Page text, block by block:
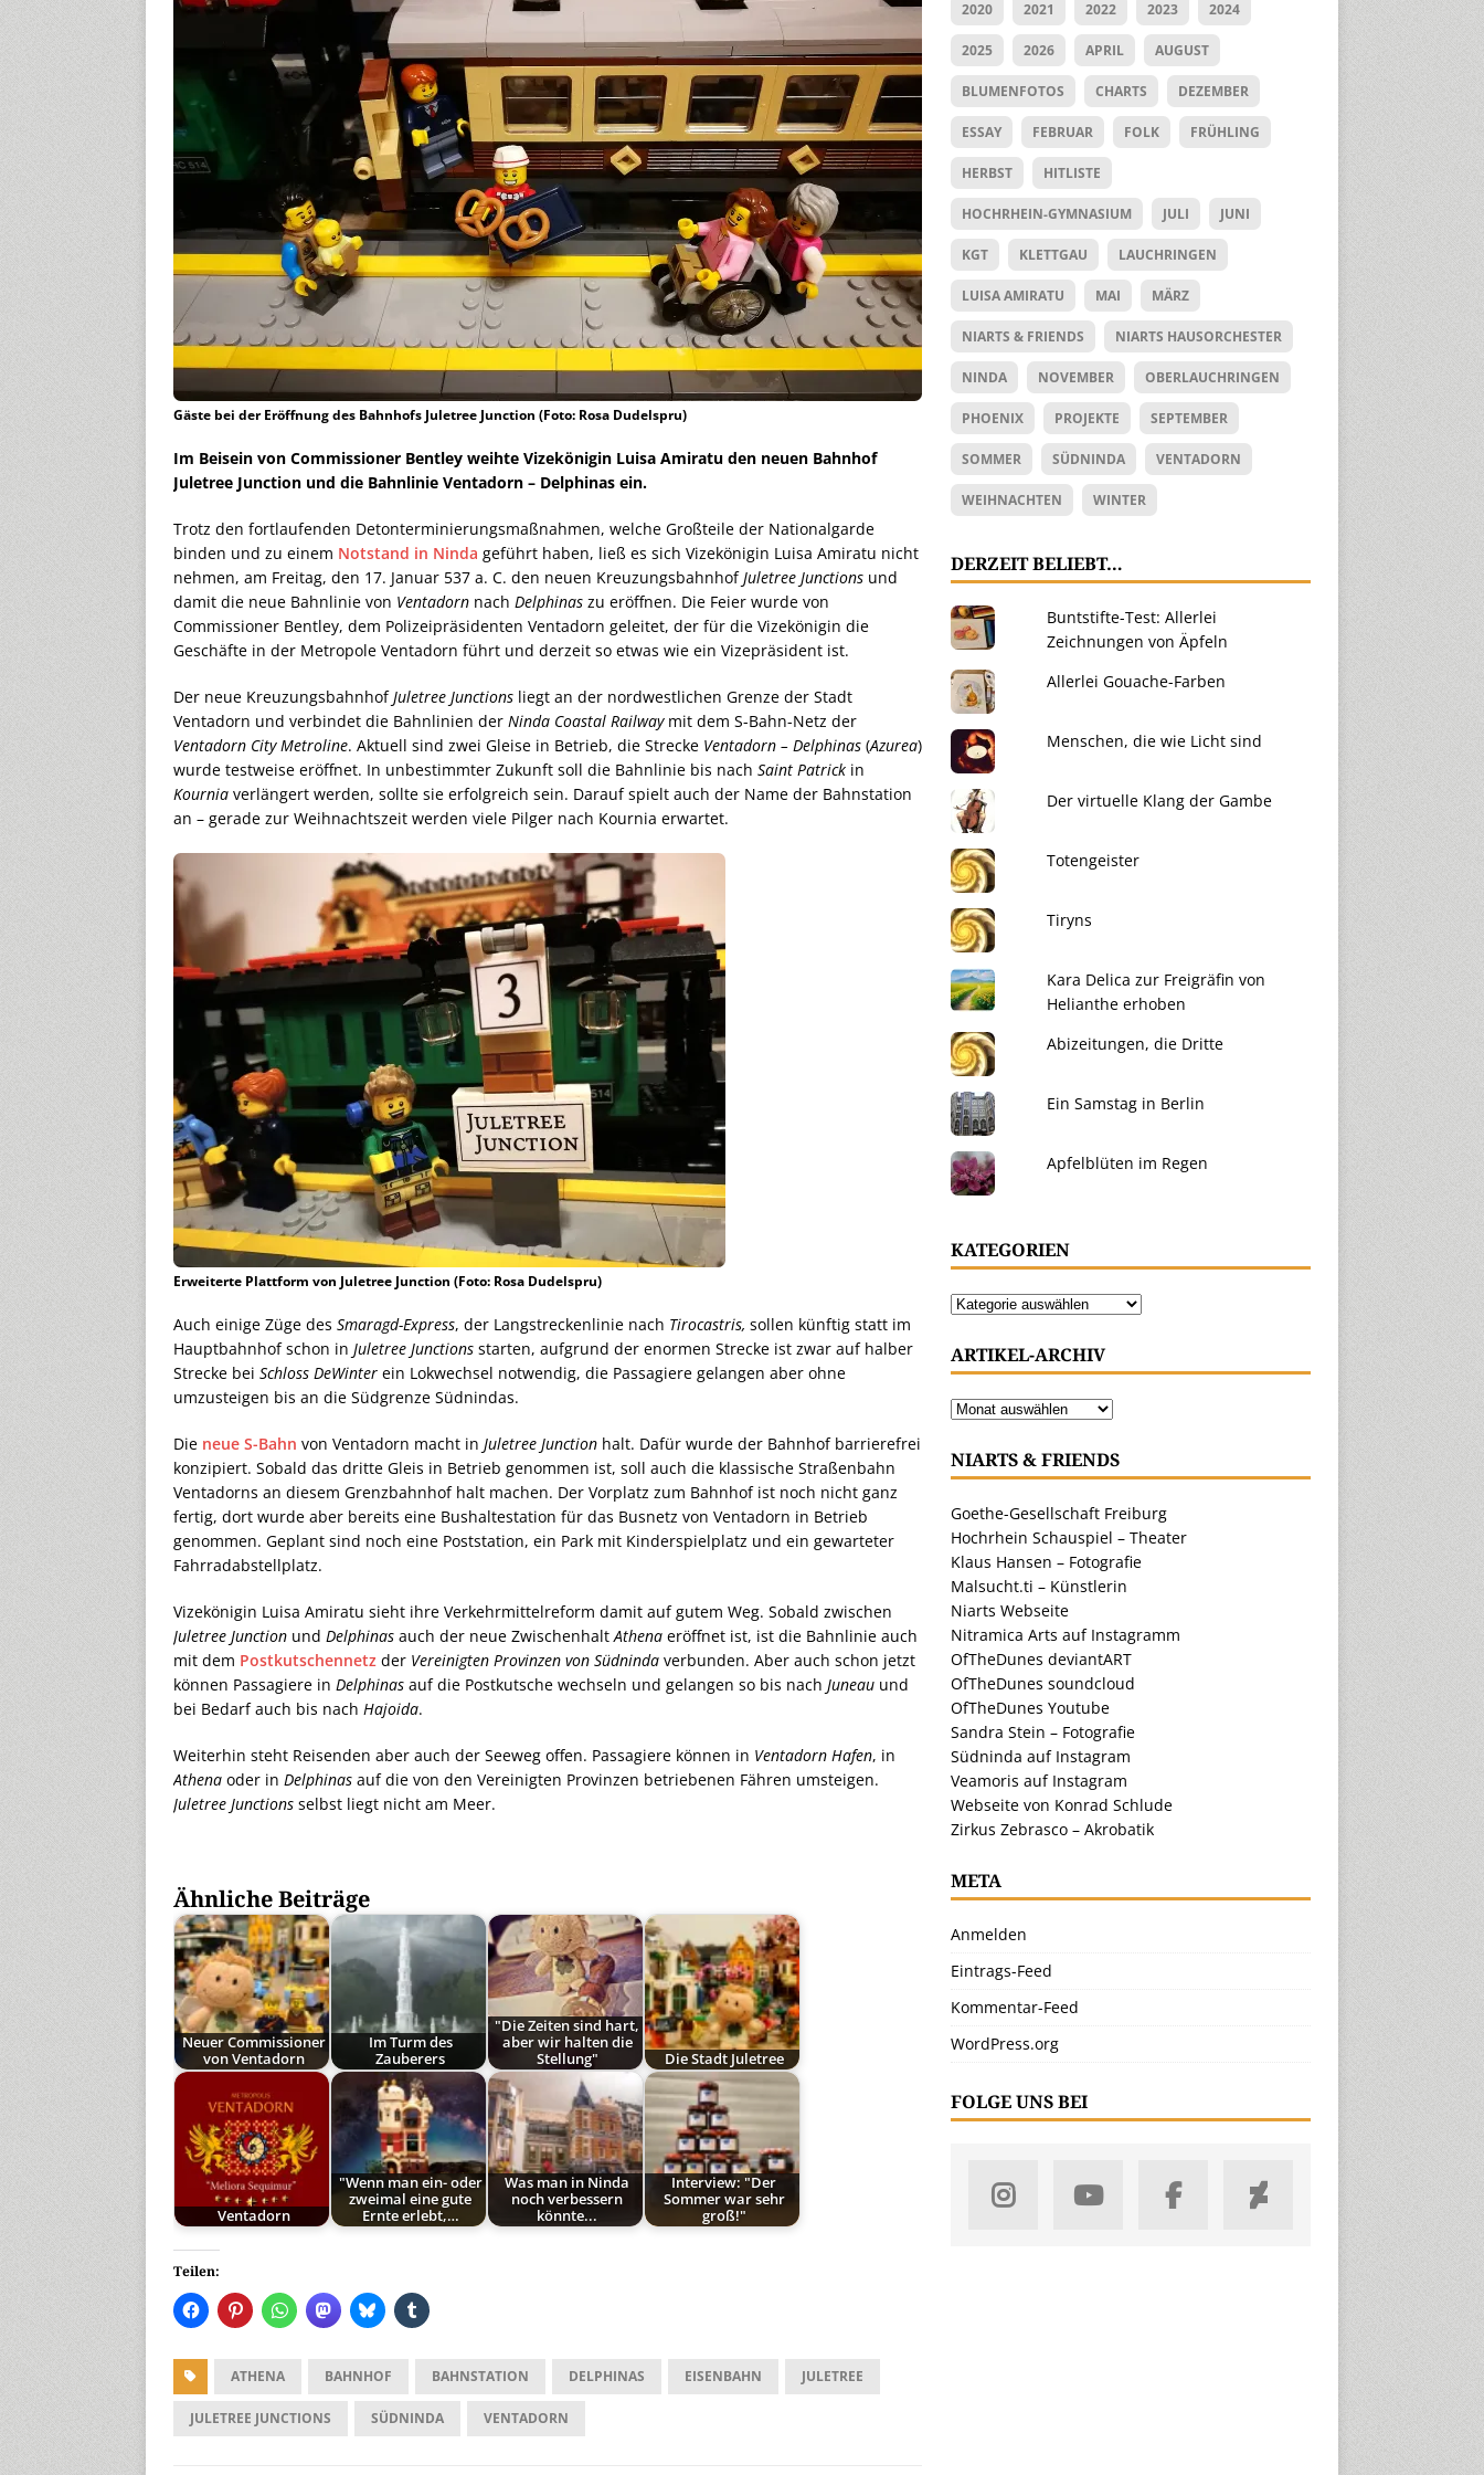
Gäste bei der Eröffnung des Bahnhofs Juletree Junction (Foto: Rosa Dudelspru)
Im Beisein von Commissioner Bentley weihte Vizekönigin Luisa Amiratu den neuen Bahnhof
Juletree Junction und die Bahnlinie Ventadorn – Delphinas ein.
Trotz den fortlaufenden Detonterminierungsmaßnahmen, welche Großteile der Nationalgarde
binden und zu einem Notstand in Ninda geführt haben, ließ es sich Vizekönigin Luisa Amiratu nicht
nehmen, am Freitag, den 17. Januar 537 a. C. den neuen KreuzungsbahnhofJuletree Junctions und
damit die neue Bahnlinie von Ventadorn nach Delphinas zu eröffnen. Die Feier wurde von
Commissioner Bentley, dem Polizeipräsidenten Ventadorn geleitet, der für die Vizekönigin die
Geschäfte in der Metropole Ventadorn führt und derzeit so etwas wie ein Vizepräsident ist.
Der neue KreuzungsbahnhofJuletree Junctions liegt an der nordwestlichen Grenze der Stadt
Ventadorn und verbindet die Bahnlinien der Ninda Coastal Railwaymit dem S-Bahn-Netz der
Ventadorn City Metroline. Aktuell sind zwei Gleise in Betrieb, die Strecke Ventadorn – Delphinas (Azurea)
wurde testweise eröffnet. In unbestimmter Zukunft soll die Bahnlinie bis nach Saint Patrick in
Kournia verlängert werden, sollte sie erfolgreich sein. Darauf spielt auch der Name der Bahnstation
an – gerade zur Weihnachtszeit werden viele Pilger nach Kournia erwartet.
Erweiterte Plattform von Juletree Junction (Foto: Rosa Dudelspru)
Auch einige Züge des Smaragd-Express, der Langstreckenlinie nach Tirocastris, sollen künftig statt im
Hauptbahnhof schon in Juletree Junctions starten, aufgrund der enormen Strecke ist zwar auf halber
Strecke bei Schloss DeWinter ein Lokwechsel notwendig, die Passagiere gelangen aber ohne
umzusteigen bis an die Südgrenze Südnindas.
Die neue S-Bahn von Ventadorn macht in Juletree Junction halt. Dafür wurde der Bahnhof barrierefrei
konzipiert. Sobald das dritte Gleis in Betrieb genommen ist, soll auch die klassische Straßenbahn
Ventadorns an diesem Grenzbahnhof halt machen. Der Vorplatz zum Bahnhof ist noch nicht ganz
fertig, dort wurde aber bereits eine Bushaltestation für das Busnetz von Ventadorn in Betrieb
genommen. Geplant sind noch eine Poststation, ein Park mit Kinderspielplatz und ein gewarteter
Fahrradabstellplatz.
Vizekönigin Luisa Amiratu sieht ihre Verkehrmittelreform damit auf gutem Weg. Sobald zwischen
Juletree Junction und Delphinas auch der neue ZwischenhaltAthena eröffnet ist, ist die Bahnlinie auch
mit dem Postkutschennetz der Vereinigten Provinzen von Südninda verbunden. Aber auch schon jetzt
können Passagiere in Delphinas auf die Postkutsche wechseln und gelangen so bis nach Juneau und
bei Bedarf auch bis nach Hajoida.
Weiterhin steht Reisenden aber auch der Seeweg offen. Passagiere können in Ventadorn Hafen, in
Athena oder in Delphinas auf die von den Vereinigten Provinzen betriebenen Fähren umsteigen.
Juletree Junctions selbst liegt nicht am Meer.
Ähnliche Beiträge
Neuer Commissioner
von Ventadorn
Im Turm des
Zauberers
"Die Zeiten sind hart,
aber wir halten die
Stellung"
Die Stadt Juletree
Ventadorn
"Wenn man ein- oder
zweimal eine gute
Ernte erlebt,…
Was man in Ninda
noch verbessern
könnte...
Interview: "Der
Sommer war sehr
groß!"
Teilen:
ATHENA BAHNHOF BAHNSTATION DELPHINAS EISENBAHN JULETREE
JULETREE JUNCTIONS SÜDNINDA VENTADORN
2020 2021 2022 2023 2024
2025 2026 APRIL AUGUST
BLUMENFOTOS CHARTS DEZEMBER
ESSAY FEBRUAR FOLK FRÜHLING
HERBST HITLISTE
HOCHRHEIN-GYMNASIUM JULI JUNI
KGT KLETTGAU LAUCHRINGEN
LUISA AMIRATU MAI MÄRZ
NIARTS & FRIENDS NIARTS HAUSORCHESTER
NINDA NOVEMBER OBERLAUCHRINGEN
PHOENIX PROJEKTE SEPTEMBER
SOMMER SÜDNINDA VENTADORN
WEIHNACHTEN WINTER
DERZEIT BELIEBT…
Buntstifte-Test: Allerlei
Zeichnungen von Äpfeln
Allerlei Gouache-Farben
Menschen, die wie Licht sind
Der virtuelle Klang der Gambe
Totengeister
Tiryns
Kara Delica zur Freigräfin von
Helianthe erhoben
Abizeitungen, die Dritte
Ein Samstag in Berlin
Apfelblüten im Regen
KATEGORIEN
ARTIKEL-ARCHIV
NIARTS & FRIENDS
Goethe-Gesellschaft Freiburg
Hochrhein Schauspiel – Theater
Klaus Hansen – Fotografie
Malsucht.ti – Künstlerin
Niarts Webseite
Nitramica Arts auf Instagramm
OfTheDunes deviantART
OfTheDunes soundcloud
OfTheDunes Youtube
Sandra Stein – Fotografie
Südninda auf Instagram
Veamoris auf Instagram
Webseite von Konrad Schlude
Zirkus Zebrasco – Akrobatik
META
Anmelden
Eintrags-Feed
Kommentar-Feed
WordPress.org
FOLGE UNS BEI